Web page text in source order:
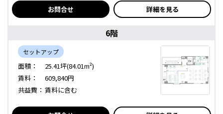
お問合せ 詳細を見る
6階
セットアップ
面積：
25.41坪(84.01m²)
賃料：
609,840円
共益費： 賃料に含む